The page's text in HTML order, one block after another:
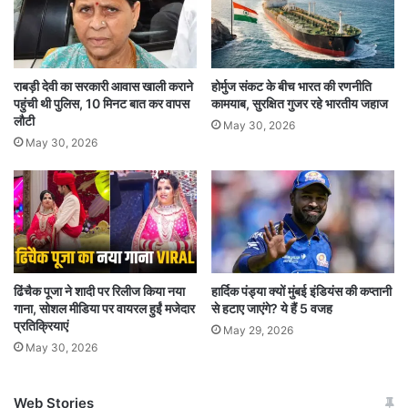
थी. तब से, पेट्रीसिया सिम्स इस परियोजना की प्रभारी हैं.
विश्व हाथी दिवस ने दुनिया भर में 100 हाथी संरक्षण संगठनों
के साथ काम करके दुनिया भर में अनगिनत लोगों के जीवन
को प्रभावित किया है. इस दिन बड़ी संख्या में लोगों का आना
हाथी संरक्षण का समर्थन करने के लिए लोगों की वास्तविक
चिंता और प्रतिबद्धता को दर्शाता है.दांत के लिए हाथियों का
शिकार किया जाता है
हाथी दांत की वास्तविक कीमत के बारे में बढ़ती जागरूकता
के बावजूद, यह अनुमान लगाया गया है कि शिकारी अभी भी
हर साल लगभग 20,000 हाथियों को उनके दांतों के लिए
मारते हैं. हत्या का यह स्तर हाथियों की आनुवंशिकी को भी
राबड़ी देवी का सरकारी आवास खाली कराने
पहुंची थी पुलिस, 10 मिनट बात कर वापस
लौटी
May 30, 2026
होर्मुज संकट के बीच भारत की रणनीति
कामयाब, सुरक्षित गुजर रहे भारतीय जहाज
May 30, 2026
ढिंचैक पूजा ने शादी पर रिलीज किया नया
गाना, सोशल मीडिया पर वायरल हुईं मजेदार
प्रतिक्रियाएं
May 30, 2026
हार्दिक पंड्या क्यों मुंबई इंडियंस की कप्तानी
से हटाए जाएंगे? ये हैं 5 वजह
May 29, 2026
Web Stories